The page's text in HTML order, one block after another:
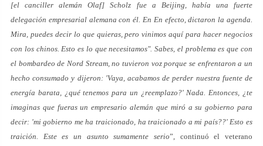
[el canciller alemán Olaf] Scholz fue a Beijing, había una fuerte
delegación empresarial alemana con él. En En efecto, dictaron la agenda.
Mira, puedes decir lo que quieras, pero vinimos aquí para hacer negocios
con los chinos. Esto es lo que necesitamos". Sabes, el problema es que con
el bombardeo de Nord Stream, no tuvieron voz porque se enfrentaron a un
hecho consumado y dijeron: 'Vaya, acabamos de perder nuestra fuente de
energía barata, ¿qué tenemos para un ¿reemplazo?' Nada. Entonces, ¿te
imaginas que fueras un empresario alemán que miró a su gobierno para
decir: 'mi gobierno me ha traicionado, ha traicionado a mi país??' Esto es
traición. Este es un asunto sumamente serio”, continuó el veterano